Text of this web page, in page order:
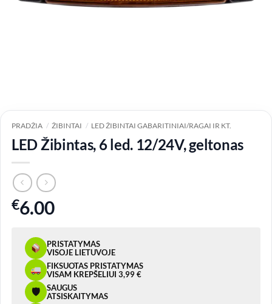
PRADŽIA / ŽIBINTAI / LED ŽIBINTAI GABARITINIAI/RAGAI IR KT.
LED Žibintas, 6 led. 12/24V, geltonas
€6.00
PRISTATYMAS
VISOJE LIETUVOJE
FIKSUOTAS PRISTATYMAS
VISAM KREPŠELIUI 3,99 €
🛡
SAUGUS
ATSISKAITYMAS